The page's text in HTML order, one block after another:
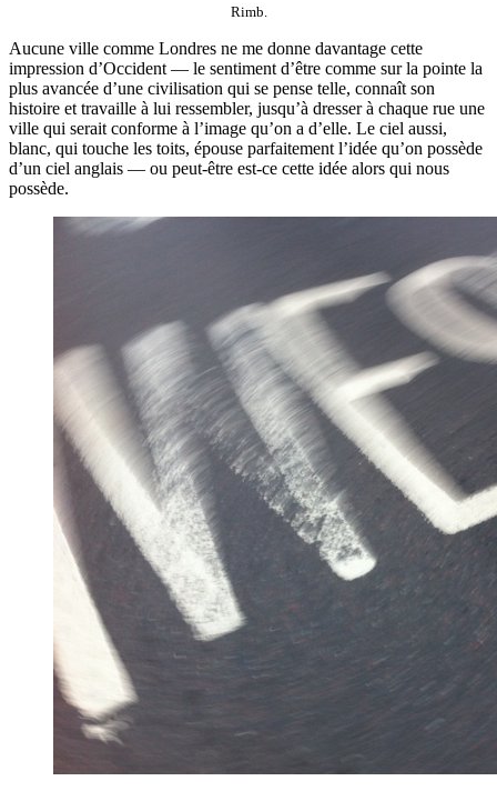
Rimb.
Aucune ville comme Londres ne me donne davantage cette
impression d’Occident — le sentiment d’être comme sur la pointe la
plus avancée d’une civilisation qui se pense telle, connaît son
histoire et travaille à lui ressembler, jusqu’à dresser à chaque rue une
ville qui serait conforme à l’image qu’on a d’elle. Le ciel aussi,
blanc, qui touche les toits, épouse parfaitement l’idée qu’on possède
d’un ciel anglais — ou peut-être est-ce cette idée alors qui nous
possède.